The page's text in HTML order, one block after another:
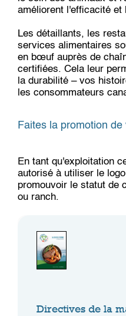
améliorent l'efficacité et
Les détaillants, les
services alimentaires
en bœuf auprès de
certifiées. Cela leur
la durabilité – vos
les consommateurs
Faites la promotion
En tant qu'exploitation
autorisé à utiliser le
promouvoir le statut de
ou ranch.
Directives de la